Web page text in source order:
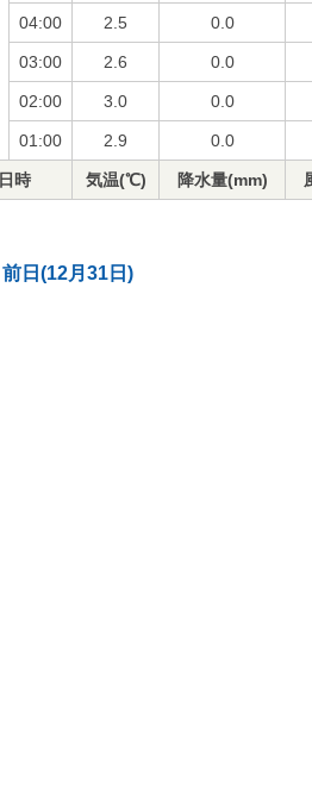
04:00 2.5 0.0
03:00 2.6 0.0
02:00 3.0 0.0
01:00 2.9 0.0
日時 気温(℃) 降水量(mm)
前日(12月31日)